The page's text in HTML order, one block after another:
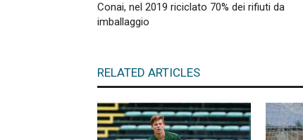
Conai, nel 2019 riciclato 70% dei rifiuti da
imballaggio
RELATED ARTICLES